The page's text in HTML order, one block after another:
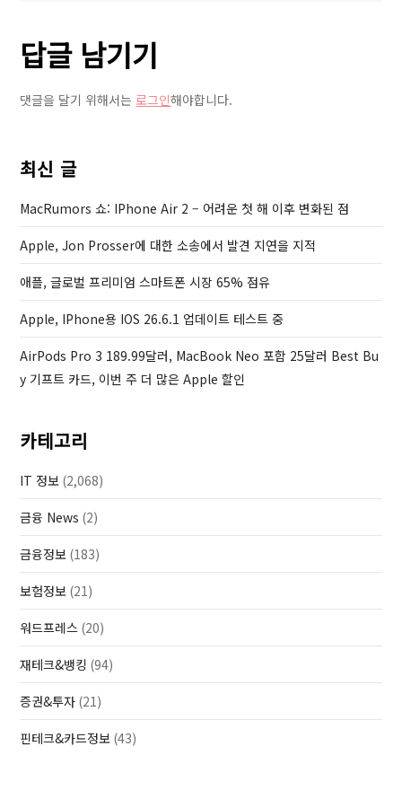
배
송
추
림
단
방
법
u
s
P
t
답글 남기기
댓글을 달기 위해서는 로그인해야합니다.
최신 글
MacRumors 쇼: IPhone Air 2 – 어려운 첫 해 이후 변화된 점
Apple, Jon Prosser에 대한 소송에서 발견 지연을 지적
애플, 글로벌 프리미엄 스마트폰 시장 65% 점유
Apple, IPhone용 IOS 26.6.1 업데이트 테스트 중
AirPods Pro 3 189.99달러, MacBook Neo 포함 25달러 Best Bu
Y 기프트 카드, 이번 주 더 많은 Apple 할인
카테고리
IT 정보 (2,068)
금융 News (2)
금융정보 (183)
보험정보 (21)
워드프레스 (20)
재테크&뱅킹 (94)
증권&투자 (21)
핀테크&카드정보 (43)